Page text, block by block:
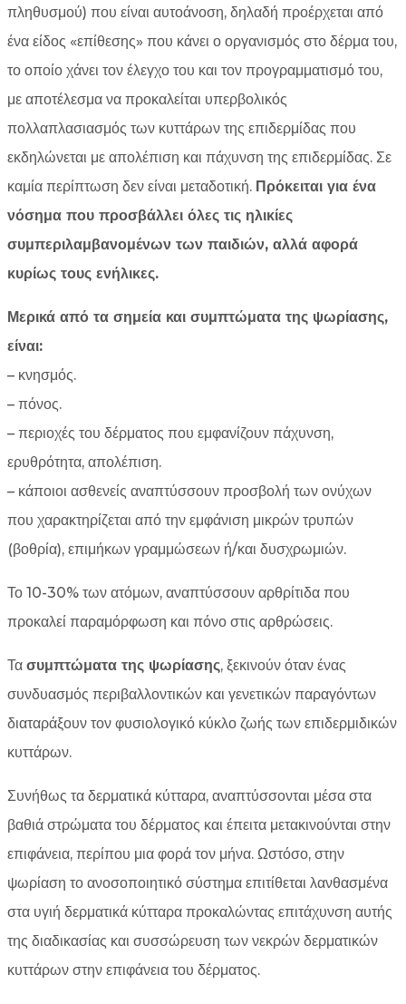
πληθυσμού) που είναι αυτοάνοση, δηλαδή προέρχεται από
ένα είδος «επίθεσης» που κάνει ο οργανισμός στο δέρμα του,
το οποίο χάνει τον έλεγχο του και τον προγραμματισμό του,
με αποτέλεσμα να προκαλείται υπερβολικός
πολλαπλασιασμός των κυττάρων της επιδερμίδας που
εκδηλώνεται με απολέπιση και πάχυνση της επιδερμίδας. Σε
καμία περίπτωση δεν είναι μεταδοτική. Πρόκειται για ένα
νόσημα που προσβάλλει όλες τις ηλικίες
συμπεριλαμβανομένων των παιδιών, αλλά αφορά
κυρίως τους ενήλικες.
Μερικά από τα σημεία και συμπτώματα της ψωρίασης,
είναι:
– κνησμός.
– πόνος.
– περιοχές του δέρματος που εμφανίζουν πάχυνση,
ερυθρότητα, απολέπιση.
– κάποιοι ασθενείς αναπτύσσουν προσβολή των ονύχων
που χαρακτηρίζεται από την εμφάνιση μικρών τρυπών
(βοθρία), επιμήκων γραμμώσεων ή/και δυσχρωμιών.
Το 10-30% των ατόμων, αναπτύσσουν αρθρίτιδα που
προκαλεί παραμόρφωση και πόνο στις αρθρώσεις.
Τα συμπτώματα της ψωρίασης, ξεκινούν όταν ένας
συνδυασμός περιβαλλοντικών και γενετικών παραγόντων
διαταράξουν τον φυσιολογικό κύκλο ζωής των επιδερμιδικών
κυττάρων.
Συνήθως τα δερματικά κύτταρα, αναπτύσσονται μέσα στα
βαθιά στρώματα του δέρματος και έπειτα μετακινούνται στην
επιφάνεια, περίπου μια φορά τον μήνα. Ωστόσο, στην
ψωρίαση το ανοσοποιητικό σύστημα επιτίθεται λανθασμένα
στα υγιή δερματικά κύτταρα προκαλώντας επιτάχυνση αυτής
της διαδικασίας και συσσώρευση των νεκρών δερματικών
κυττάρων στην επιφάνεια του δέρματος.